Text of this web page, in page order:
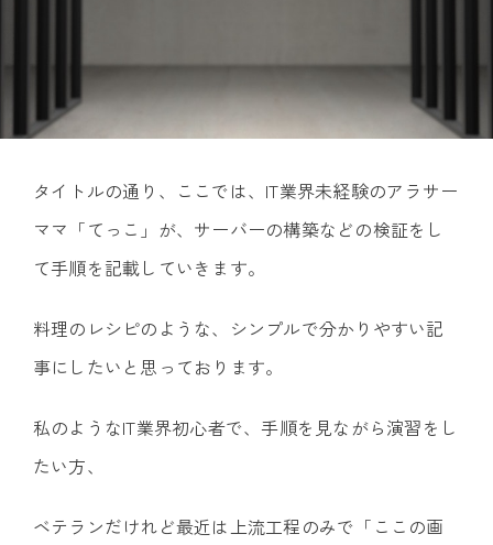
タイトルの通り、ここでは、IT業界未経験のアラサー
ママ「てっこ」が、サーバーの構築などの検証をし
て手順を記載していきます。
料理のレシピのような、シンプルで分かりやすい記
事にしたいと思っております。
私のようなIT業界初心者で、手順を見ながら演習をし
たい方、
ベテランだけれど最近は上流工程のみで「ここの画